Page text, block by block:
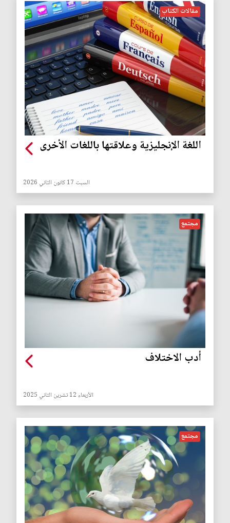
مقالات الكتاب
اللغة الإنجليزية وعلاقتها باللغات الأخرى
السبت 17 كانون الثاني 2026
مجتمع
أدب الاختلاف
الأربعاء 12 تشرين الثاني 2025
مجتمع